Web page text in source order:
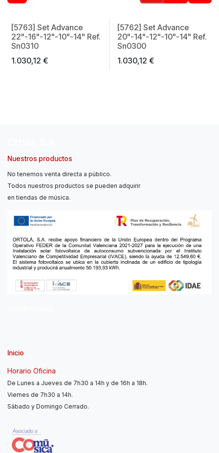
[5763] Set Advance
22"-16"-12"-10"-14" Ref.
Sn0310
1.030,12 €
[5762] Set Advance
20"-14"-12"-10"-14" Ref.
Sn0300
1.030,12 €
Nuestros productos
No tenemos venta directa a público.
Todos nuestros productos se pueden adquirir
en tiendas de música.
Inicio
Horario Oficina
De Lunes a Jueves de 7h30 a 14h y de 16h a 18h.
Viernes de 7h30 a 14h.
Sábado y Domingo Cerrado.